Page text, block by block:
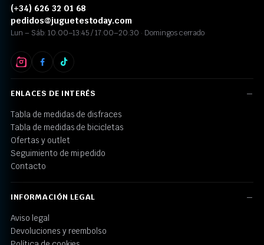
(+34) 626 32 01 68
pedidos@juguetestoday.com
Lun – Sáb: 10:00–13:45 / 17:00–20:30 · Domingos cerrado
ENLACES DE INTERÉS
Tabla de medidas de disfraces
Tabla de medidas de bicicletas
Ofertas y outlet
Seguimiento de mi pedido
Contacto
INFORMACIÓN LEGAL
Aviso legal
Devoluciones y reembolso